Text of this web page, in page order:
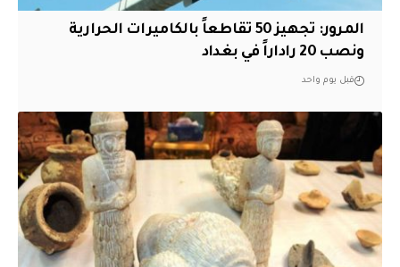
المرور: تجهيز 50 تقاطعاً بالكاميرات الحرارية
ونصب 20 راداراً في بغداد
قبل يوم واحد